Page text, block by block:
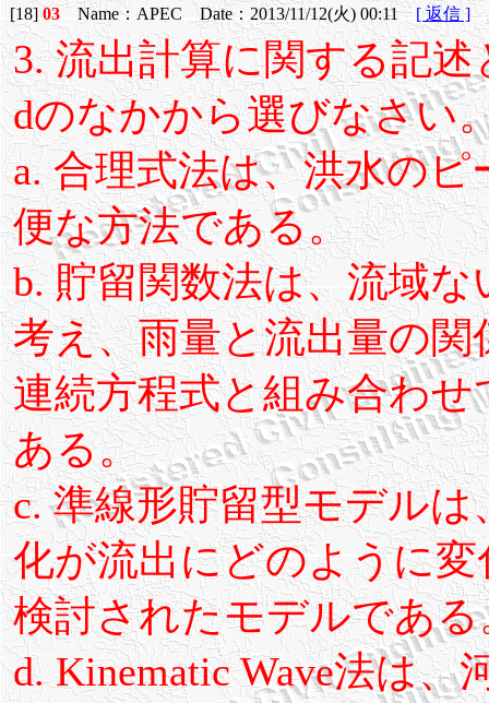
[18]03 Name：APEC Date：2013/11/12(火) 00:11 [ 返信 ]
3. 流出計算に関する記
dのなかから選びなさい
a. 合理式法は、洪水の
便な方法である。
b. 貯留関数法は、流域
考え、雨量と流出量の
連続方程式と組み合わ
ある。
c. 準線形貯留型モデル
化が流出にどのように
検討されたモデルである
d. Kinematic Wave法は